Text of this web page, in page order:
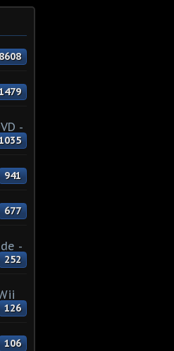
-
941
677
-
252
126
106